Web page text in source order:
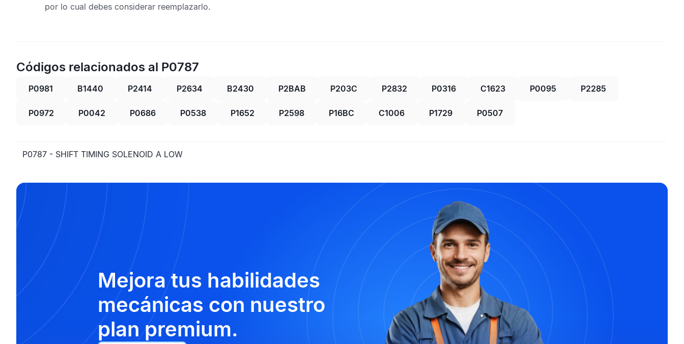
por lo cual debes considerar reemplazarlo.
Códigos relacionados al P0787
P0981 B1440 P2414 P2634 B2430 P2BAB P203C P2832 P0316 C1623 P0095 P2285
P0972 P0042 P0686 P0538 P1652 P2598 P16BC C1006 P1729 P0507
P0787 - SHIFT TIMING SOLENOID A LOW
Mejora tus habilidades
mecánicas con nuestro
plan premium.